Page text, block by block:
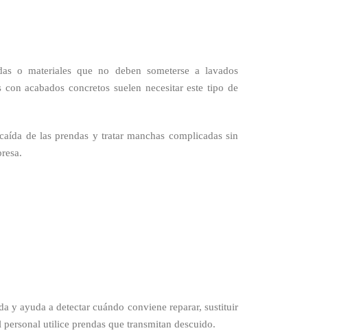
o materiales que no deben someterse a lavados
acabados concretos suelen necesitar este tipo de
de las prendas y tratar manchas complicadas sin
y ayuda a detectar cuándo conviene reparar, sustituir
utilice prendas que transmitan descuido.